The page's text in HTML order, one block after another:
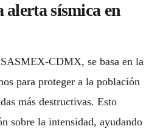
sísmica en
CDMX, se basa en la
para proteger a la población
más destructivas. Esto
sobre la intensidad, ayudando